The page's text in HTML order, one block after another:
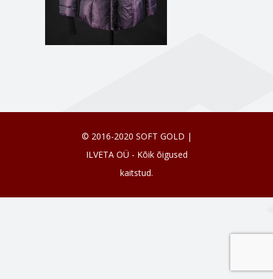
© 2016-2020 SOFT GOLD |
ILVETA OÜ - Kõik õigused
kaitstud.